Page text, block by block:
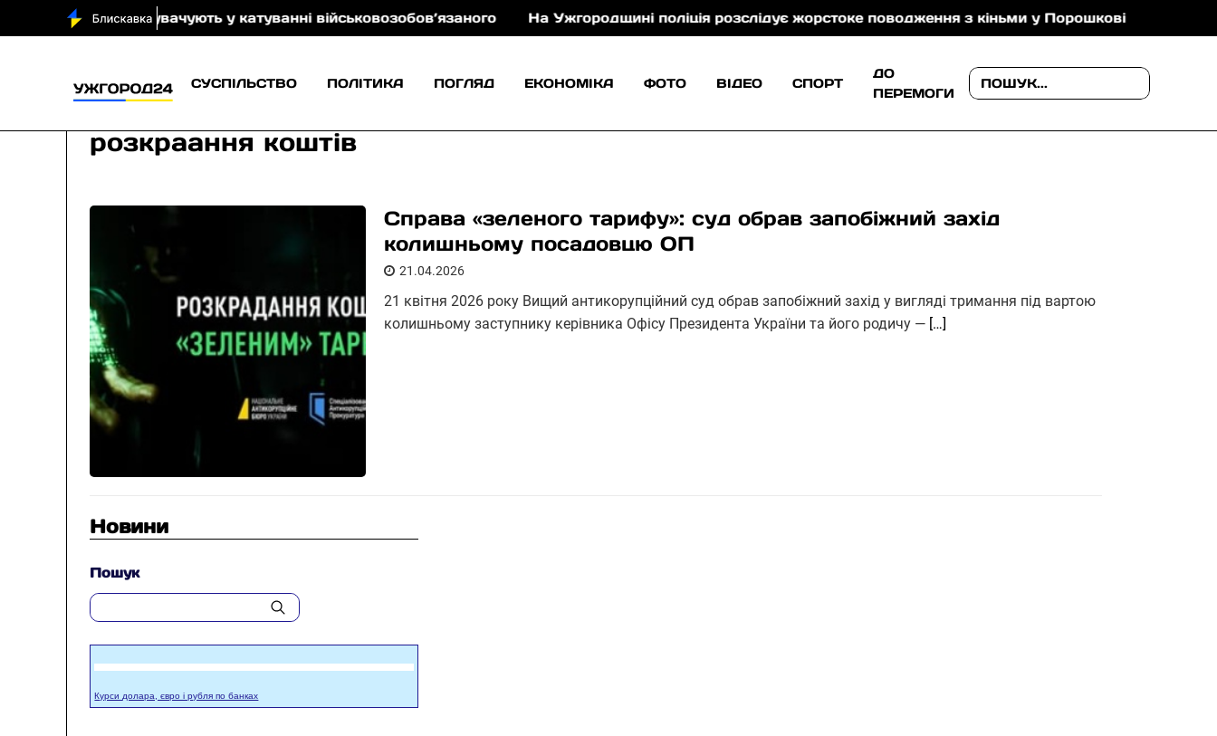
обвинувачують у катуванні військовозобов’язаного На Ужгородщині поліція розслідує жорстоке поводження з кіньми у Порошкові В Ужгороді
СУСПІЛЬСТВО ПОЛІТИКА ПОГЛЯД ЕКОНОМІКА ФОТО ВІДЕО СПОРТ
ДО
ПЕРЕМОГИ
розкраання коштів
Справа «зеленого тарифу»: суд обрав запобіжний захід
колишньому посадовцю ОП
21.04.2026
21 квітня 2026 року Вищий антикорупційний суд обрав запобіжний захід у вигляді тримання під вартою
колишньому заступнику керівника Офісу Президента України та його родичу — […]
Новини
Пошук
Курси долара, євро і рубля по банках